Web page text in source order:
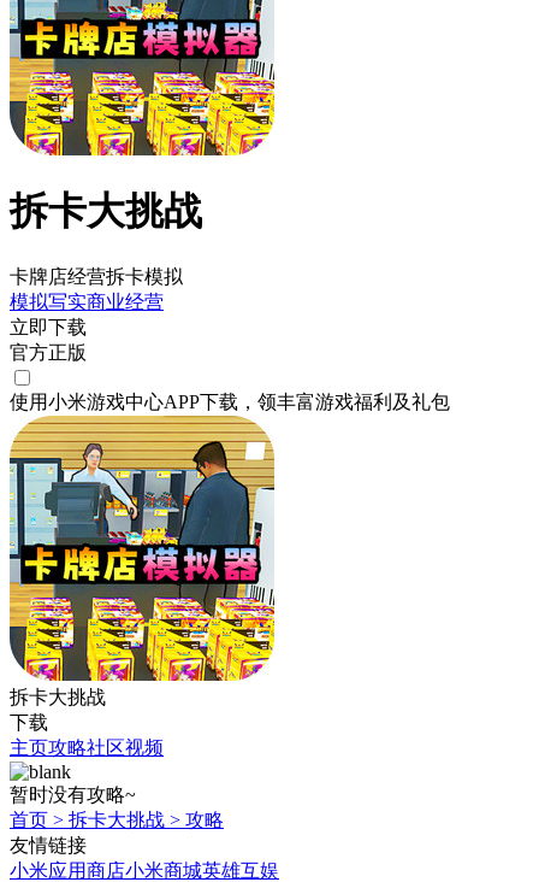
拆卡大挑战
卡牌店经营拆卡模拟
模拟写实商业经营
立即下载
官方正版
使用小米游戏中心APP下载 ，领丰富游戏福利 及礼包
拆卡大挑战
下载
主页攻略社区视频
暂时没有攻略~
首页 > 拆卡大挑战 > 攻略
友情链接
小米应用商店小米商城英雄互娱